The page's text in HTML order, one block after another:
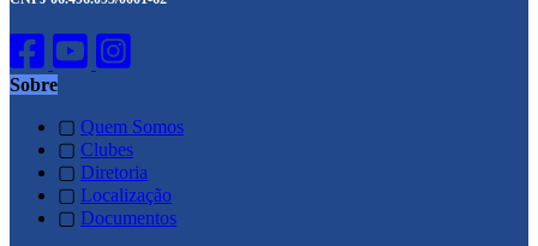
Sobre
▢ Quem Somos
▢ Clubes
▢ Diretoria
▢ Localização
▢ Documentos